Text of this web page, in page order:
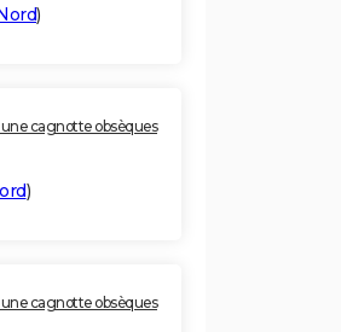
)
cagnotte obsèques
)
cagnotte obsèques